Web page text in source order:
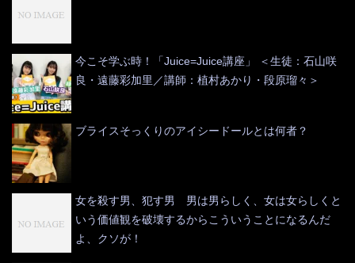
今こそ学ぶ時！「Juice=Juice講座」 ＜生徒：石山咲
良・遠藤彩加里／講師：植村あかり・段原瑠々＞
ブライスそっくりのアイシードールとは何者？
女を殺す男、犯す男 男は男らしく、女は女らしくと
いう価値観を破壊するからこういうことになるんだ
よ、クソが！